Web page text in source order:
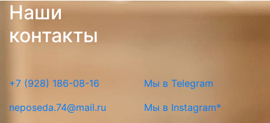
Наши
контакты
+7 (928) 186-08-16
neposeda.74@mail.ru
Мы в Telegram
Мы в Instagram*